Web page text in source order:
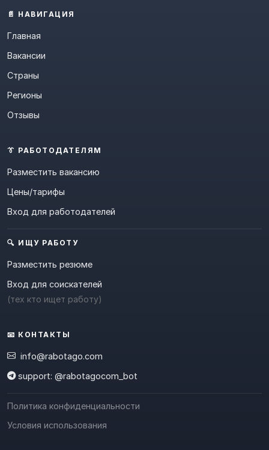
📄 НАВИГАЦИЯ
Главная
Вакансии
Страны
Регионы
Отзывы
👔 РАБОТОДАТЕЛЯМ
Разместить вакансию
Цены/тарифы
Вход для работодателей
🔍 ИЩУ РАБОТУ
Разместить резюме
Вход для соискателей
(тех кто ищет работу)
📧 КОНТАКТЫ
info@rabotago.com
support: @rabotagocom_bot
Политика конфиденциальности
Условия использования